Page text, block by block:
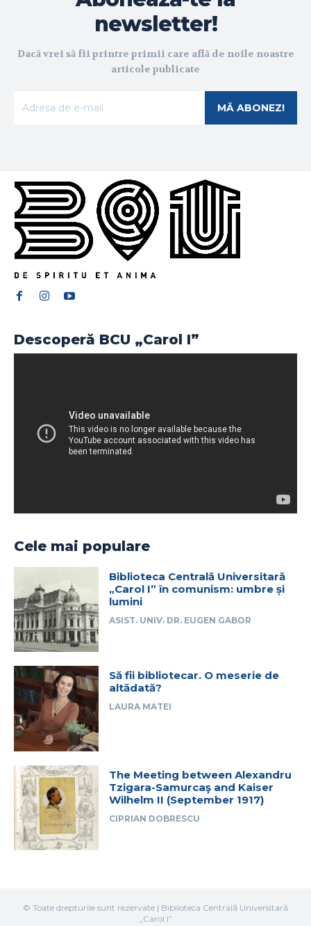
newsletter!
Dacă vrei să fii printre primii care află de noile noastre
articole publicate
MĂ ABONEZ!
Descoperă BCU „Carol I”
Cele mai populare
Biblioteca Centrală Universitară
„Carol I” în comunism: umbre și
lumini
ASIST. UNIV. DR. EUGEN GABOR
Să fii bibliotecar. O meserie de
altădată?
LAURA MATEI
The Meeting between Alexandru
Tzigara-Samurcaş and Kaiser
Wilhelm II (September 1917)
CIPRIAN DOBRESCU
© Toate drepturile sunt rezervate | Biblioteca Centrală Universitară
„Carol I”